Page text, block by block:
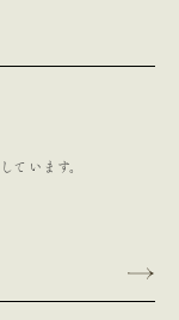
ています。